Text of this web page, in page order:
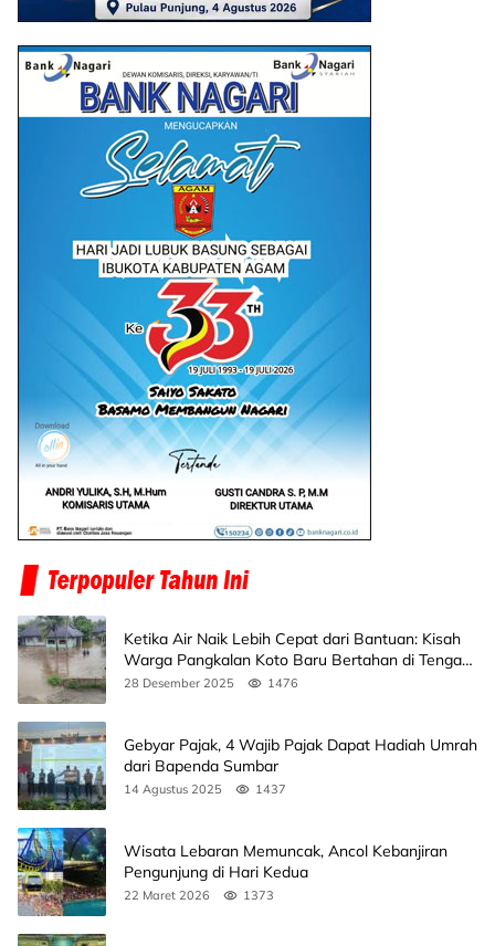
Ketika Air Naik Lebih Cepat dari Bantuan: Kisah
Warga Pangkalan Koto Baru Bertahan di Tengah
Banjir
28 Desember 2025 1476
Gebyar Pajak, 4 Wajib Pajak Dapat Hadiah Umrah
dari Bapenda Sumbar
14 Agustus 2025 1437
Wisata Lebaran Memuncak, Ancol Kebanjiran
Pengunjung di Hari Kedua
22 Maret 2026 1373